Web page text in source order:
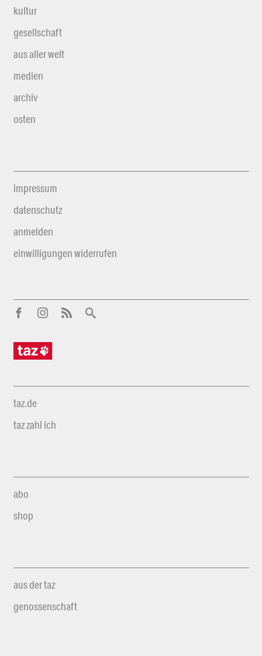
kultur
gesellschaft
aus aller welt
medien
archiv
osten
impressum
datenschutz
anmelden
einwilligungen widerrufen
taz.de
taz zahl ich
abo
shop
aus der taz
genossenschaft